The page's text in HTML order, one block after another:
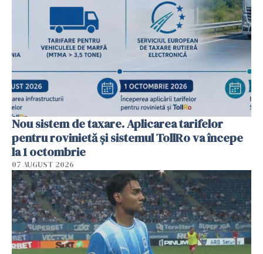
Nou sistem de taxare. Aplicarea tarifelor
pentru rovinietă şi sistemul TollRo va începe
la 1 octombrie
07 AUGUST 2026